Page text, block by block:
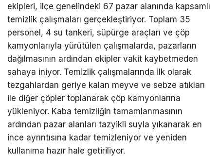
ekipleri, ilçe genelindeki 67 pazar alanında kapsamlı
temizlik çalışmaları gerçekleştiriyor. Toplam 35
personel, 4 su tankeri, süpürge araçları ve çöp
kamyonlarıyla yürütülen çalışmalarda, pazarların
dağılmasının ardından ekipler vakit kaybetmeden
sahaya iniyor. Temizlik çalışmalarında ilk olarak
tezgahlardan geriye kalan meyve ve sebze atıkları
ile diğer çöpler toplanarak çöp kamyonlarına
yükleniyor. Kaba temizliğin tamamlanmasının
ardından pazar alanları tazyikli suyla yıkanarak en
ince ayrıntısına kadar temizleniyor ve yeniden
kullanıma hazır hale getiriliyor.